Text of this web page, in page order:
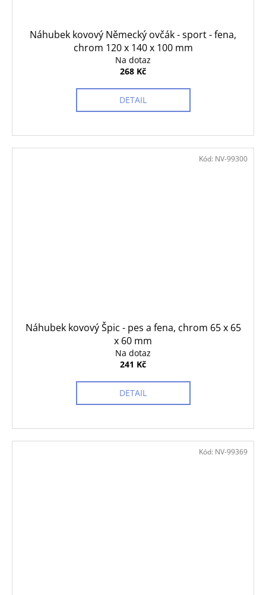
Náhubek kovový Německý ovčák - sport - fena,
chrom 120 x 140 x 100 mm
Na dotaz
268 Kč
DETAIL
Náhubek kovový Špic - pes a fena, chrom 65 x 65
x 60 mm
Na dotaz
241 Kč
DETAIL
Kód: NV-99300
Kód: NV-99369